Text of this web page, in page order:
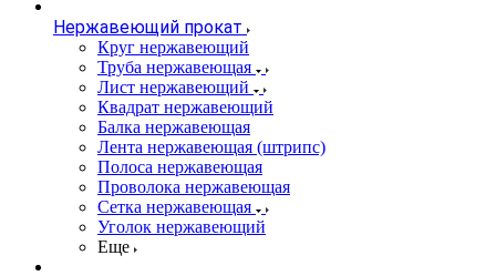
Нержавеющий прокат
Круг нержавеющий
Труба нержавеющая
Лист нержавеющий
Квадрат нержавеющий
Балка нержавеющая
Лента нержавеющая (штрипс)
Полоса нержавеющая
Проволока нержавеющая
Сетка нержавеющая
Уголок нержавеющий
Еще